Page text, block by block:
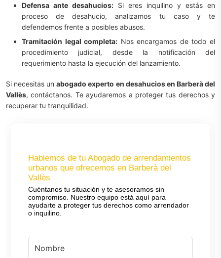
Defensa ante desahucios: Si eres inquilino y estás en
proceso de desahucio, analizamos tu caso y te
defendemos frente a posibles abusos.
Tramitación legal completa: Nos encargamos de todo el
procedimiento judicial, desde la notificación del
requerimiento hasta la ejecución del lanzamiento.
Si necesitas unabogado experto en desahucios en Barberà del
Vallès, contáctanos. Te ayudaremos a proteger tus derechos y
recuperar tu tranquilidad.
Hablemos de tu Abogado de arrendamientos
urbanos que ofrecemos en Barberà del
Vallès
Cuéntanos tu situación y te asesoramos sin
compromiso. Nuestro equipo está aquí para
ayudarte a proteger tus derechos como arrendador
o inquilino.